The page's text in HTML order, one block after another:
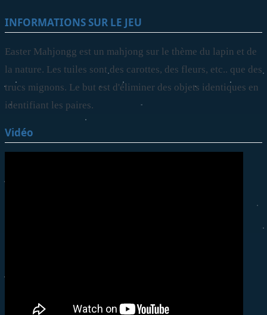
INFORMATIONS SUR LE JEU
Easter Mahjongg est un mahjong sur le thème du lapin et de
la nature. Les tuiles sont des carottes, des fleurs, etc.. que des
trucs mignons. Le but est d'éliminer des objets identiques en
identifiant les paires.
Vidéo